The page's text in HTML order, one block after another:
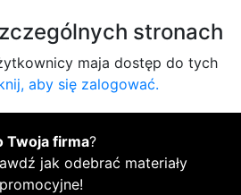
stronach
maja dostęp do tych
aby się zalogować.
Twoja firma?
jak odebrać materiały
promocyjne!